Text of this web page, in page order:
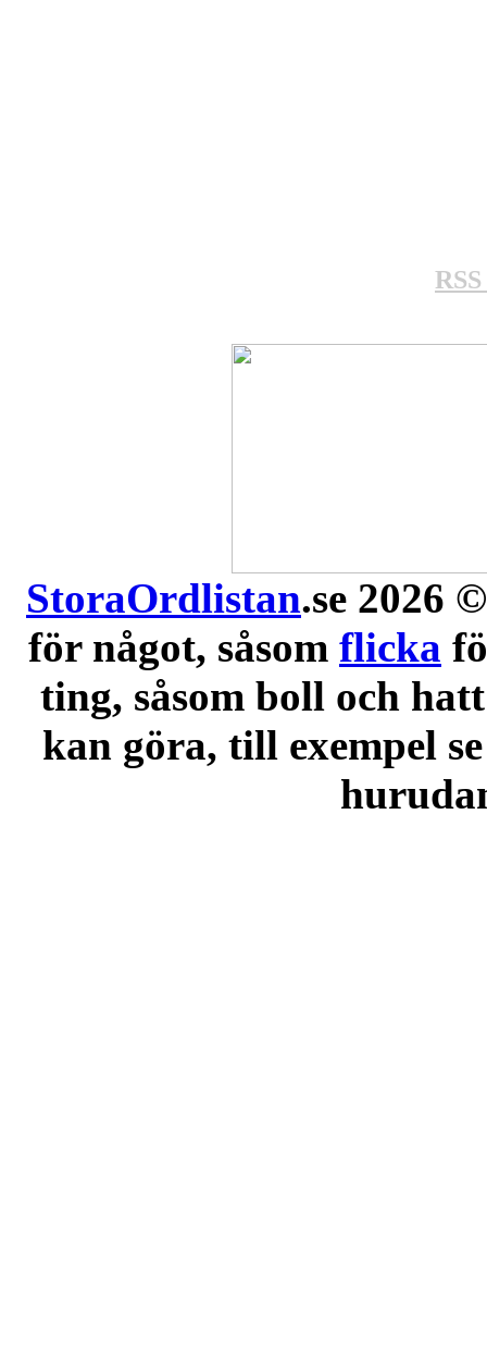
StoraOrdlistan.se 2026
för något, såsom flicka
ting, såsom boll och
kan göra, till exempel